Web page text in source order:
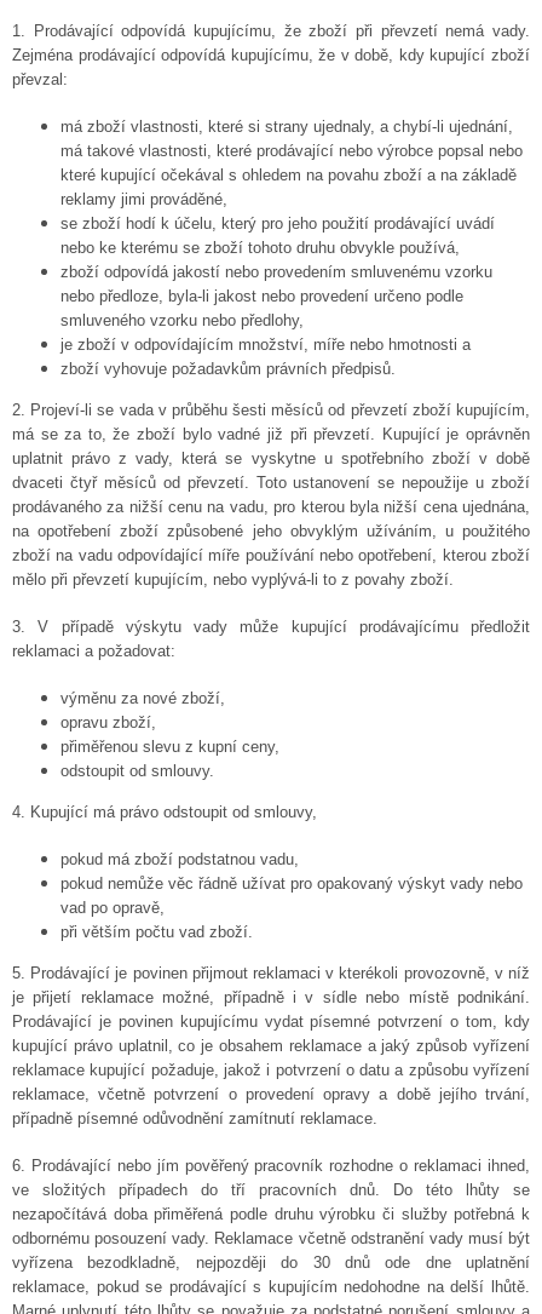
1. Prodávající odpovídá kupujícímu, že zboží při převzetí nemá vady.
Zejména prodávající odpovídá kupujícímu, že v době, kdy kupující zboží
převzal:
má zboží vlastnosti, které si strany ujednaly, a chybí-li ujednání,
má takové vlastnosti, které prodávající nebo výrobce popsal nebo
které kupující očekával s ohledem na povahu zboží a na základě
reklamy jimi prováděné,
se zboží hodí k účelu, který pro jeho použití prodávající uvádí
nebo ke kterému se zboží tohoto druhu obvykle používá,
zboží odpovídá jakostí nebo provedením smluvenému vzorku
nebo předloze, byla-li jakost nebo provedení určeno podle
smluveného vzorku nebo předlohy,
je zboží v odpovídajícím množství, míře nebo hmotnosti a
zboží vyhovuje požadavkům právních předpisů.
2. Projeví-li se vada v průběhu šesti měsíců od převzetí zboží kupujícím,
má se za to, že zboží bylo vadné již při převzetí. Kupující je oprávněn
uplatnit právo z vady, která se vyskytne u spotřebního zboží v době
dvaceti čtyř měsíců od převzetí. Toto ustanovení se nepoužije u zboží
prodávaného za nižší cenu na vadu, pro kterou byla nižší cena ujednána,
na opotřebení zboží způsobené jeho obvyklým užíváním, u použitého
zboží na vadu odpovídající míře používání nebo opotřebení, kterou zboží
mělo při převzetí kupujícím, nebo vyplývá-li to z povahy zboží.
3. V případě výskytu vady může kupující prodávajícímu předložit
reklamaci a požadovat:
výměnu za nové zboží,
opravu zboží,
přiměřenou slevu z kupní ceny,
odstoupit od smlouvy.
4. Kupující má právo odstoupit od smlouvy,
pokud má zboží podstatnou vadu,
pokud nemůže věc řádně užívat pro opakovaný výskyt vady nebo
vad po opravě,
při větším počtu vad zboží.
5. Prodávající je povinen přijmout reklamaci v kterékoli provozovně, v níž
je přijetí reklamace možné, případně i v sídle nebo místě podnikání.
Prodávající je povinen kupujícímu vydat písemné potvrzení o tom, kdy
kupující právo uplatnil, co je obsahem reklamace a jaký způsob vyřízení
reklamace kupující požaduje, jakož i potvrzení o datu a způsobu vyřízení
reklamace, včetně potvrzení o provedení opravy a době jejího trvání,
případně písemné odůvodnění zamítnutí reklamace.
6. Prodávající nebo jím pověřený pracovník rozhodne o reklamaci ihned,
ve složitých případech do tří pracovních dnů. Do této lhůty se
nezapočítává doba přiměřená podle druhu výrobku či služby potřebná k
odbornému posouzení vady. Reklamace včetně odstranění vady musí být
vyřízena bezodkladně, nejpozději do 30 dnů ode dne uplatnění
reklamace, pokud se prodávající s kupujícím nedohodne na delší lhůtě.